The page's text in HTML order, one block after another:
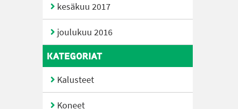
kesäkuu 2017
joulukuu 2016
KATEGORIAT
Kalusteet
Koneet